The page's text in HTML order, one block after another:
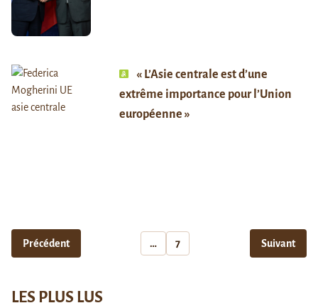
« L’Asie centrale est d’une
extrême importance pour l’Union
européenne »
Précédent … 7 Suivant
LES PLUS LUS